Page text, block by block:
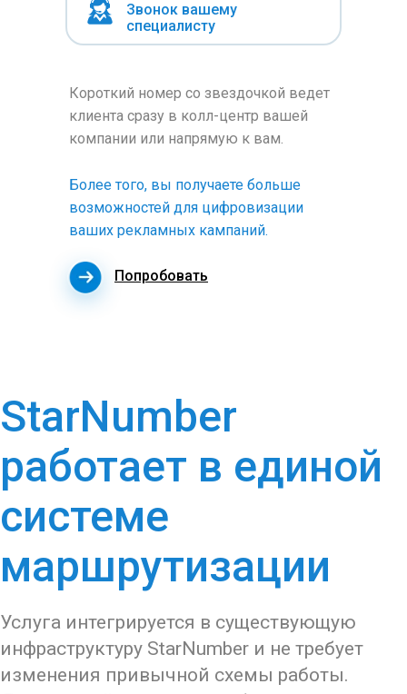
Звонок вашему
специалисту
Короткий номер со звездочкой ведет
клиента сразу в колл-центр вашей
компании или напрямую к вам.
Более того, вы получаете больше
возможностей для цифровизации
ваших рекламных кампаний.
Попробовать
StarNumber
работает в единой
системе
маршрутизации
Услуга интегрируется в существующую
инфраструктуру StarNumber и не требует
изменения привычной схемы работы.